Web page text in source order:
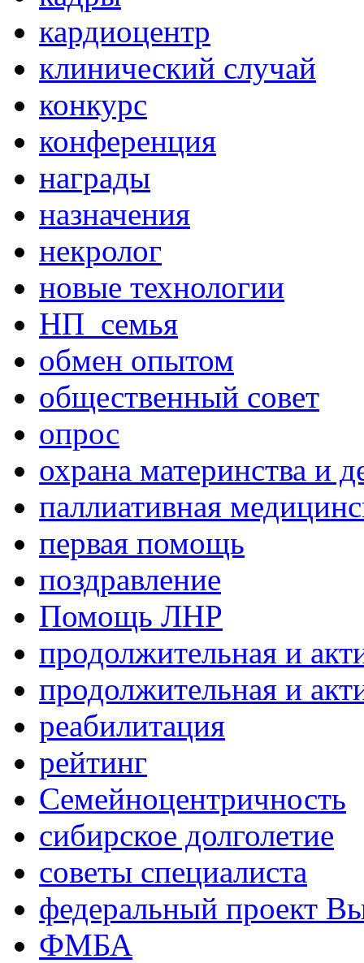
кардиоцентр
клинический случай
конкурс
конференция
награды
назначения
некролог
новые технологии
НП_семья
обмен опытом
общественный совет
опрос
охрана материнства и
паллиативная
первая помощь
поздравление
Помощь ЛНР
продолжительная и
продолжительная и
реабилитация
рейтинг
Семейноцентричность
сибирское долголетие
советы специалиста
федеральный проект
ФМБА